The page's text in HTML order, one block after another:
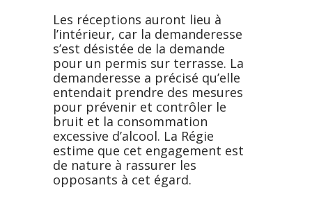
Les réceptions auront lieu à
l’intérieur, car la demanderesse
s’est désistée de la demande
pour un permis sur terrasse. La
demanderesse a précisé qu’elle
entendait prendre des mesures
pour prévenir et contrôler le
bruit et la consommation
excessive d’alcool. La Régie
estime que cet engagement est
de nature à rassurer les
opposants à cet égard.